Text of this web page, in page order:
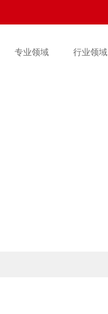
专业领域 行业领域